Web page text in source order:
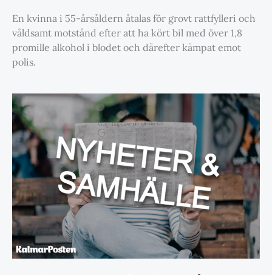
En kvinna i 55-årsåldern åtalas för grovt rattfylleri och
våldsamt motstånd efter att ha kört bil med över 1,8
promille alkohol i blodet och därefter kämpat emot
polis.